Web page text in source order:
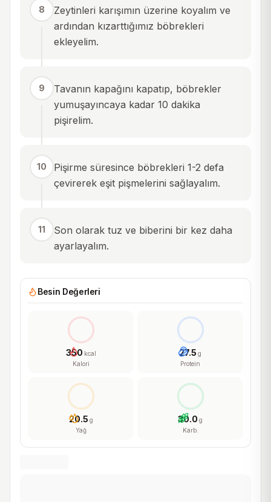
8
Zeytinleri karışımın üzerine koyalım ve
ardından kızarttığımız böbrekleri
ekleyelim.
9
Tavanın kapağını kapatıp, böbrekler
yumuşayıncaya kadar 10 dakika
pişirelim.
10
Pişirme süresince böbrekleri 1-2 defa
çevirerek eşit pişmelerini sağlayalım.
11
Son olarak tuz ve biberini bir kez daha
ayarlayalım.
Besin Değerleri
350 kcal
Kalori
27.5 g
Protein
20.5 g
Yağ
30.0 g
Karb.